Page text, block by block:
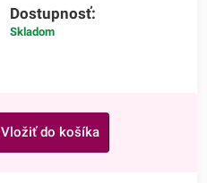
Dostupnosť:
Skladom
Vložiť do košíka